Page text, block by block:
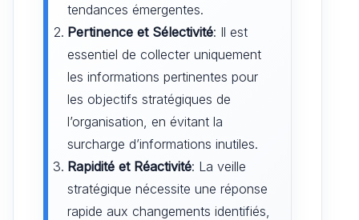
tendances émergentes.
Pertinence et Sélectivité: Il est
essentiel de collecter uniquement
les informations pertinentes pour
les objectifs stratégiques de
l’organisation, en évitant la
surcharge d’informations inutiles.
Rapidité et Réactivité: La veille
stratégique nécessite une réponse
rapide aux changements identifiés,